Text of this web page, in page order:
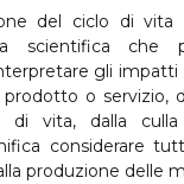
del ciclo di vita
scientifica che
gli impatti
prodotto o servizio,
di vita, dalla culla
considerare
produzione delle